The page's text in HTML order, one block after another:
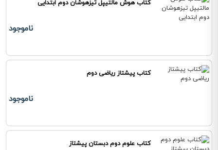
کتاب هوش مالتیپل تیزهوشان دوم ابتدایی
ناموجود
کتاب پیشتاز ریاضی دوم
ناموجود
کتاب علوم دوم دبستان پیشتاز